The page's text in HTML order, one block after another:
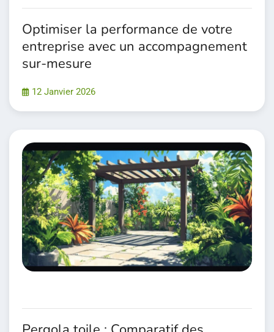
Optimiser la performance de votre
entreprise avec un accompagnement
sur-mesure
12 Janvier 2026